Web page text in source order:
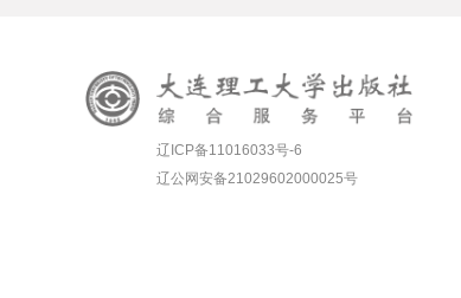
辽ICP备11016033号-6
辽公网安备21029602000025号